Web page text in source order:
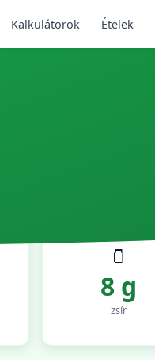
Kalkulátorok Ételek
🫙
8 g
zsír